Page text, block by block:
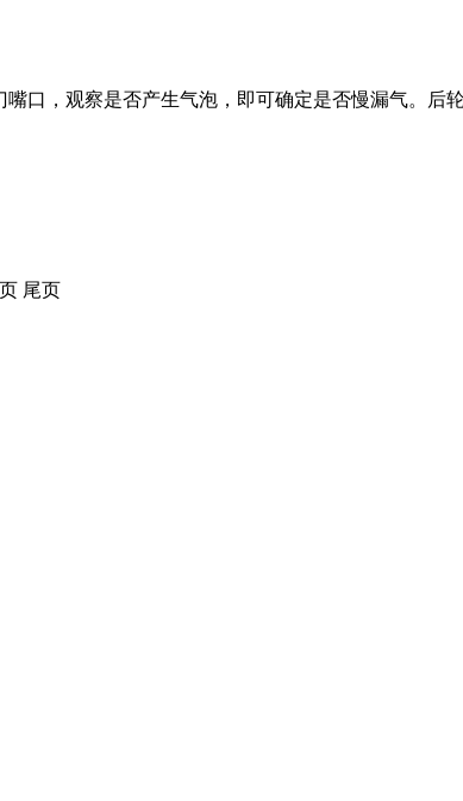
口，观察是否产生气泡，即可确定是否慢漏气。后
尾页